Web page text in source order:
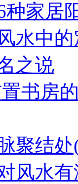
种家居
水中
之说
书房
聚结处
风水